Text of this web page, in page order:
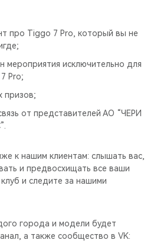
про Tiggo 7 Pro, который вы не
мероприятия исключительно для
Pro;
призов;
от представителей АО “ЧЕРИ
к нашим клиентам: слышать вас,
и предвосхищать все ваши
и следите за нашими
города и модели будет
а также сообщество в VK: